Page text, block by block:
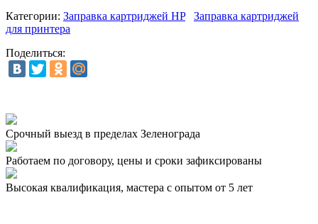
Категории: Заправка картриджей HP
Заправка картриджей
для принтера
Поделиться:
Срочный выезд в пределах Зеленограда
Работаем по договору, цены и сроки зафиксированы
Высокая квалификация, мастера с опытом от 5 лет